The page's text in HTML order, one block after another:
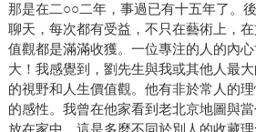
那是在二○○二年，事過已有十五年了。
聊天，每次都有受益，不只在藝術上，
值觀都是滿滿收獲。一位專注的人的內
大！我感覺到，劉先生與我或其他人最
的視野和人生價值觀。他有非於常人的
的感性。我曾在他家看到老北京地圖與
放在家中，這是多麼不同於別人的收藏